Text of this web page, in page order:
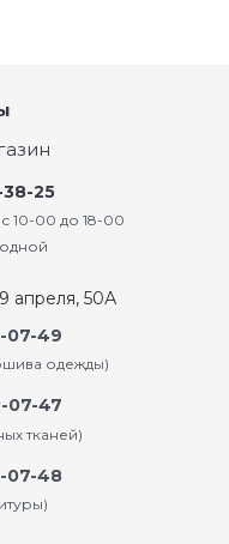
25
10-00 до 18-00
апреля, 50А
07-49
одежды)
07-47
тканей)
07-48